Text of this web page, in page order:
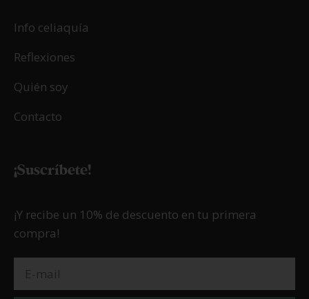
Info celiaquía
Reflexiones
Quién soy
Contacto
¡Suscríbete!
¡Y recibe un 10% de descuento en tu primera
compra!